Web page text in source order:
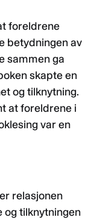
foreldrene
betydningen av
sammen ga
skapte en
og tilknytning.
at foreldrene i
var en
relasjonen
og tilknytningen